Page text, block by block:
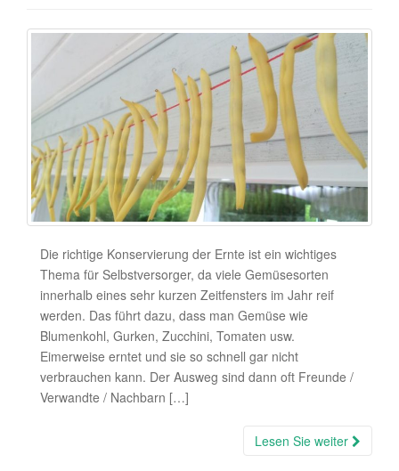
o
n
Die richtige Konservierung der Ernte ist ein wichtiges
Thema für Selbstversorger, da viele Gemüsesorten
innerhalb eines sehr kurzen Zeitfensters im Jahr reif
werden. Das führt dazu, dass man Gemüse wie
Blumenkohl, Gurken, Zucchini, Tomaten usw.
Eimerweise erntet und sie so schnell gar nicht
verbrauchen kann. Der Ausweg sind dann oft Freunde /
Verwandte / Nachbarn […]
Lesen Sie weiter